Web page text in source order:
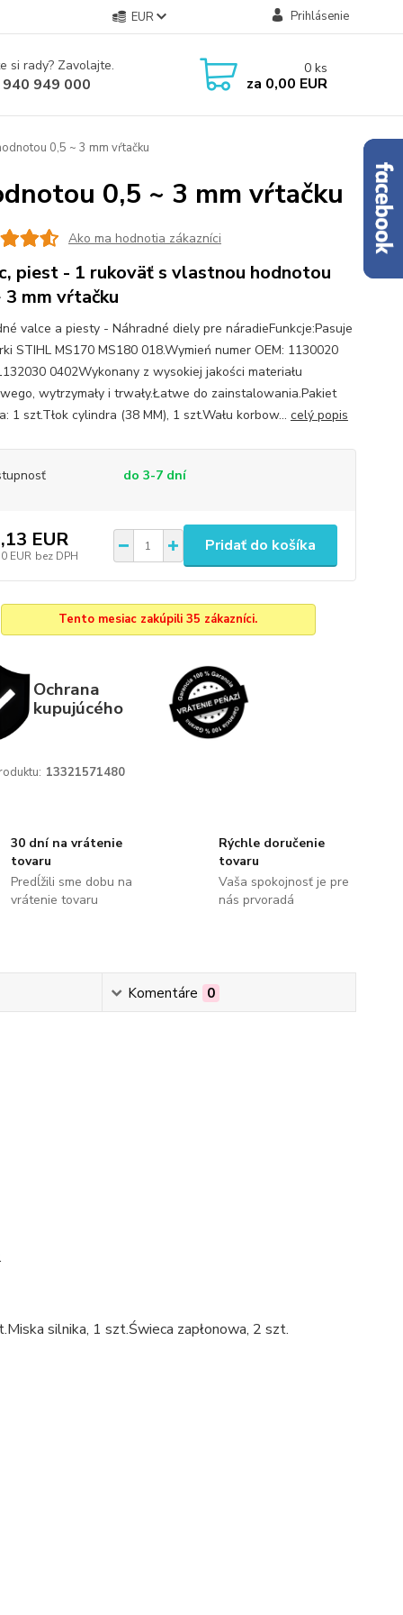
EUR Prihlásenie
si rady? Zavolajte.
949 000
0 ks
za 0,00 EUR
0,5 ~ 3 mm vŕtačku
0,5 ~ 3 mm vŕtačku
Ako ma hodnotia zákazníci
piest - 1 rukoväť s vlastnou hodnotou
3 mm vŕtačku
valce a piesty - Náhradné diely pre náradieFunkcje:Pasuje
STIHL MS170 MS180 018.Wymień numer OEM: 1130020
0402Wykonany z wysokiej jakości materiału
wytrzymały i trwały.Łatwe do zainstalowania.Pakiet
1 szt.Tłok cylindra (38 MM), 1 szt.Wału korbow... celý popis
do 3-7 dní
EUR
EUR bez DPH
Pridať do košíka
Tento mesiac zakúpili 35 zákazníci.
Ochrana
kupujúcého
13321571480
30 dní na vrátenie
tovaru
Predĺžili sme dobu na
vrátenie tovaru
Rýchle doručenie
tovaru
Vaša spokojnosť je pre
nás prvoradá
Komentáre 0
silnika, 1 szt.Świeca zapłonowa, 2 szt.